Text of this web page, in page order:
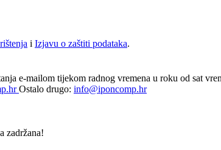
i Izjavu o zaštiti podataka.
e-mailom tijekom radnog vremena u roku od sat
Ostalo drugo: info@iponcomp.hr
zadržana!